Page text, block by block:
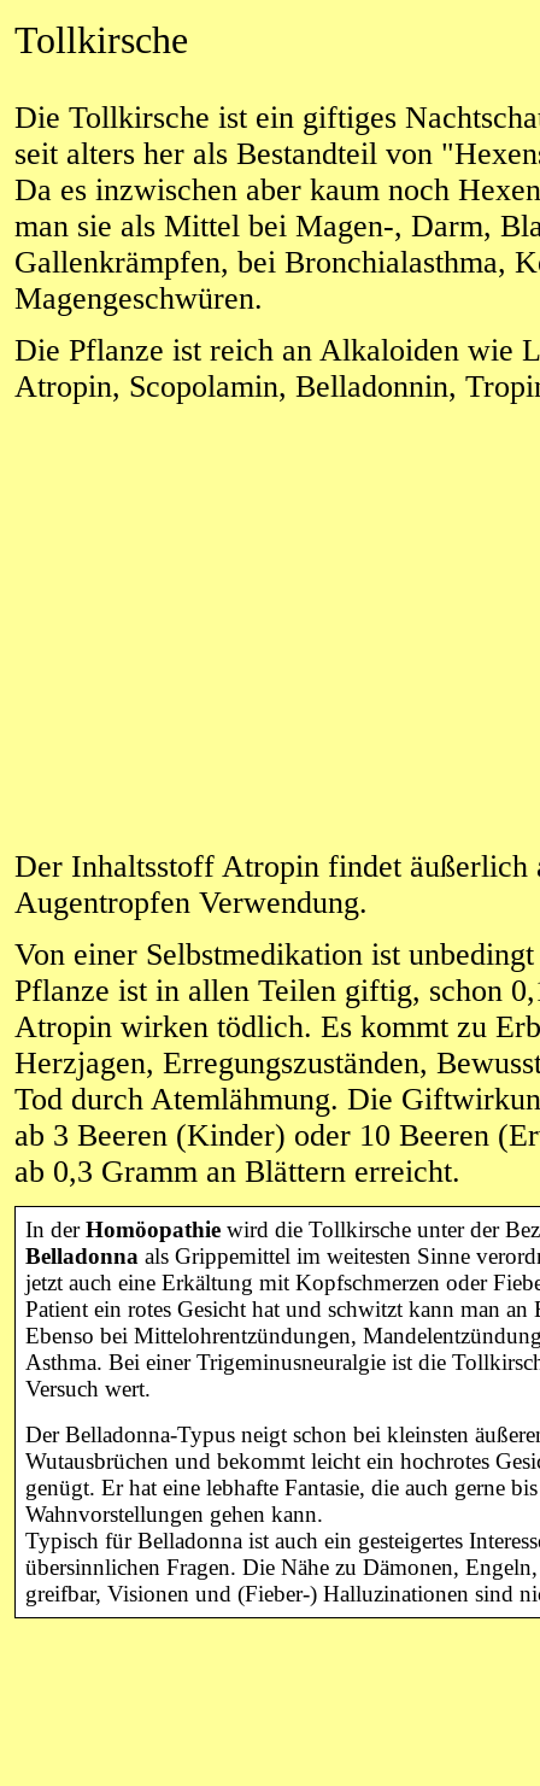
Tollkirsche
Die Tollkirsche ist ein giftiges
seit alters her als Bestandteil von
Da es inzwischen aber kaum noch
man sie als Mittel bei Magen-, Darm,
Gallenkrämpfen, bei Bronchialasthma,
Magengeschwüren.
Die Pflanze ist reich an Alkaloiden wie
Atropin, Scopolamin, Belladonnin,
Der Inhaltsstoff Atropin findet äußerlich
Augentropfen Verwendung.
Von einer Selbstmedikation ist
Pflanze ist in allen Teilen giftig, schon
Atropin wirken tödlich. Es kommt zu
Herzjagen, Erregungszuständen,
Tod durch Atemlähmung. Die
ab 3 Beeren (Kinder) oder 10 Beeren
ab 0,3 Gramm an Blättern erreicht.
In derHomöopathie wird die Tollkirsche unter der
Belladonna als Grippemittel im weitesten Sinne
jetzt auch eine Erkältung mit Kopfschmerzen oder
Patient ein rotes Gesicht hat und schwitzt kann man an
Ebenso bei Mittelohrentzündungen,
Asthma. Bei einerTrigeminusneuralgie ist die
Versuch wert.
Der Belladonna-Typus neigt schon bei kleinsten
Wutausbrüchen und bekommt leicht ein hochrotes
genügt. Er hat eine lebhafte Fantasie, die auch gerne
Wahnvorstellungen gehen kann.
Typisch für Belladonna ist auch ein gesteigertes
übersinnlichen Fragen. Die Nähe zu Dämonen,
greifbar, Visionen und (Fieber-) Halluzinationen sind